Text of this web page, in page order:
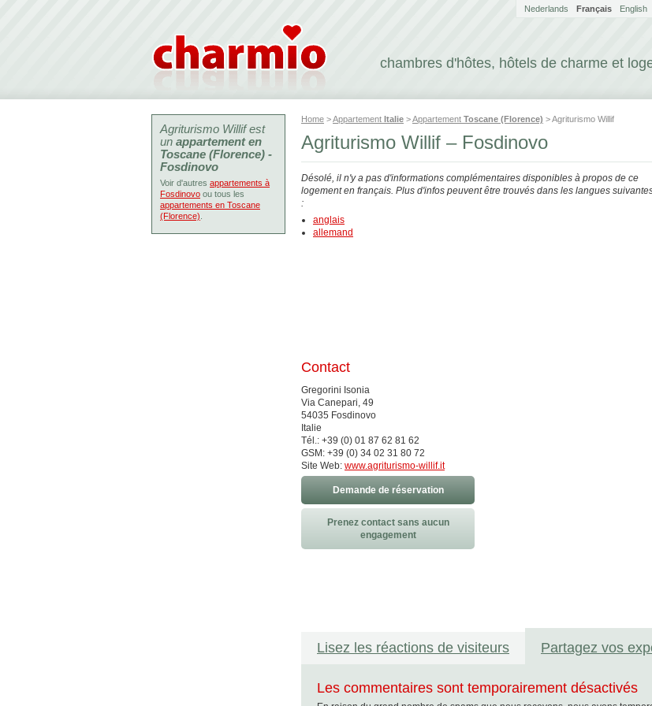
chambres d'hôtes, hôtels de charme et
Nederlands Français English
Home >Appartement Italie >Appartement Toscane (Florence) > Agriturismo Willif
Agriturismo Willif – Fosdinovo
Désolé, il n'y a pas d'informations complémentaires disponibles à propos de ce
logement en français. Plus d'infos peuvent être trouvés dans les langues
:
anglais
allemand
Contact
Gregorini Isonia
Via Canepari, 49
54035 Fosdinovo
Italie
Tél.: +39 (0) 01 87 62 81 62
GSM: +39 (0) 34 02 31 80 72
Site Web: www.agriturismo-willif.it
Demande de réservation
Prenez contact sans aucun
engagement
Lisez les réactions de visiteurs Partagez vos
Les commentaires sont temporairement désactivés
Agriturismo Willif est
un appartement en
Toscane (Florence) -
Fosdinovo
Voir d'autres appartements à
Fosdinovo ou tous les
appartements en Toscane
(Florence)